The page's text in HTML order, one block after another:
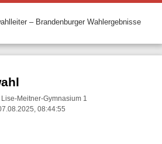
– Brandenburger Wahlergebnisse
Meitner-Gymnasium 1
08:44:55